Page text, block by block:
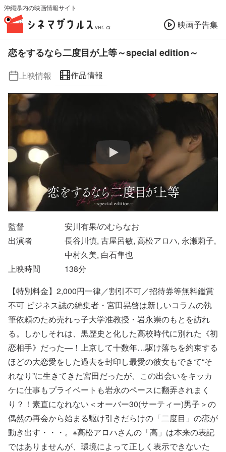
沖縄県内の映画情報サイト
ver. α 映画予告集
恋をするなら二度目が上等～special edition～
上映情報 作品情報
監督
安川有果/のむらなお
出演者
長谷川慎, 古屋呂敏, 高松アロハ, 永瀬莉子,
中村久美, 白石隼也
上映時間
138分
【特別料金】2,000円一律／割引不可／招待券等無料鑑賞
不可 ビジネス誌の編集者・宮田晃啓は新しいコラムの執
筆依頼のため売れっ子大学准教授・岩永崇のもとを訪れ
る。しかしそれは、黒歴史と化した高校時代に別れた《初
恋相手》だった―！上京して十数年…駆け落ちを約束する
ほどの大恋愛をした過去を封印し最愛の彼女もできて“そ
れなり”に生きてきた宮田だったが、この出会いをキッカ
ケに仕事もプライベートも岩永のペースに翻弄されまく
り？！素直になれない＜オーバー30(サーティー)男子＞の
偶然の再会から始まる駆け引きだらけの「二度目」の恋が
動き出す・・・。※高松アロハさんの「高」は本来の表記
ではありませんが、環境によって正しく表示できないた